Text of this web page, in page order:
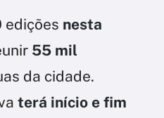
edições nesta
55 mil
da cidade.
terá início e fim